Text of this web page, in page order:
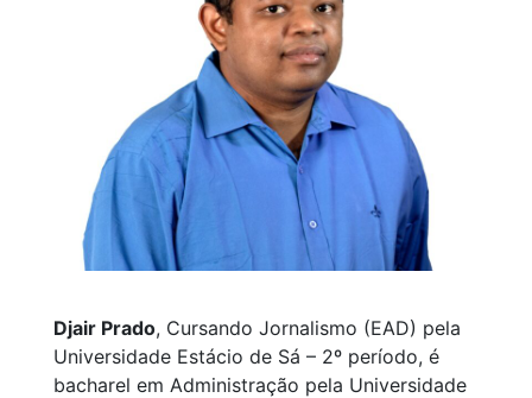
Djair Prado, Cursando Jornalismo (EAD) pela
Universidade Estácio de Sá – 2º período, é
bacharel em Administração pela Universidade